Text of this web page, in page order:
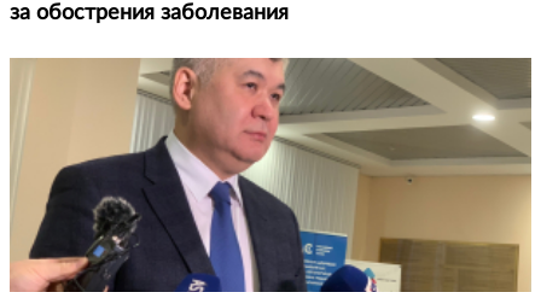
за обострения заболевания